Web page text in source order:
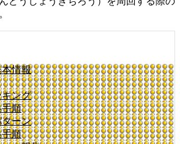
情報
ング
順
ーン
順